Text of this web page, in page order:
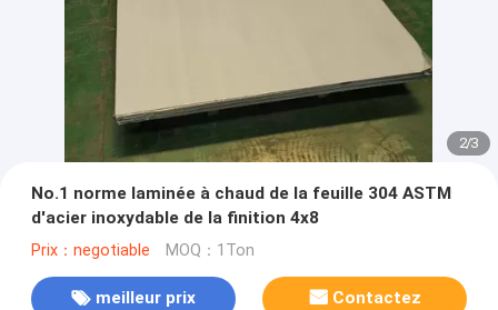
2/3
No.1 norme laminée à chaud de la feuille 304 ASTM
d'acier inoxydable de la finition 4x8
Prix：negotiable MOQ：1Ton
meilleur prix Contactez